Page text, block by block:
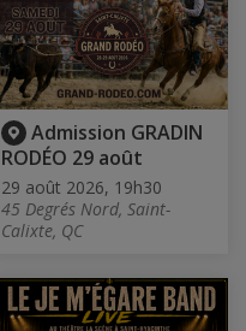
Admission GRADIN
RODÉO 29 août
29 août 2026, 19h30
45 Degrés Nord, Saint-
Calixte, QC